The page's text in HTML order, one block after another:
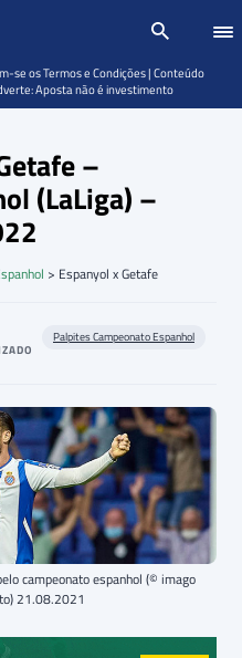
–
(LaLiga) –
> Espanyol x Getafe
Palpites Campeonato Espanhol
campeonato espanhol (© imago
21.08.2021
se os Termos e Condições | Conteúdo
Aposta não é investimento